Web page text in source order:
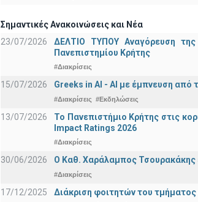
Σημαντικές Ανακοινώσεις και Νέα
23/07/2026
ΔΕΛΤΙΟ ΤΥΠΟΥ Αναγόρευση
Πανεπιστημίου Κρήτης
#Διακρίσεις
15/07/2026 Greeks in AI - ΑΙ με έμπνευση από
#Διακρίσεις #Εκδηλώσεις
13/07/2026
Το Πανεπιστήμιο Κρήτης στις
Impact Ratings 2026
#Διακρίσεις
30/06/2026 Ο Καθ. Χαράλαμπος Τσουρακάκης
#Διακρίσεις
17/12/2025 Διάκριση φοιτητών του